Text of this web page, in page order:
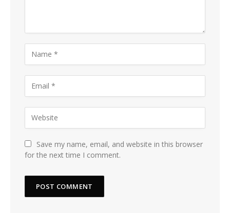
Save my name, email, and website in this browser
for the next time I comment.